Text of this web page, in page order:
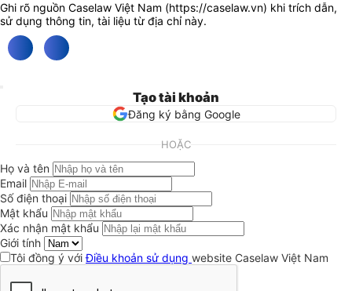
Ghi rõ nguồn Caselaw Việt Nam (https://caselaw.vn) khi trích dẫn,
sử dụng thông tin, tài liệu từ địa chỉ này.
Tạo tài khoản
Đăng ký bằng Google
HOẶC
Họ và tên
Email
Số điện thoại
Mật khẩu
Xác nhận mật khẩu
Giới tính
Tôi đồng ý vớiĐiều khoản sử dụng website Caselaw Việt Nam